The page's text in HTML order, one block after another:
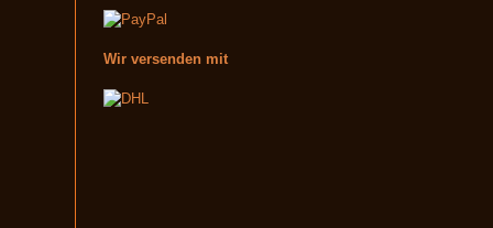
Wir versenden mit